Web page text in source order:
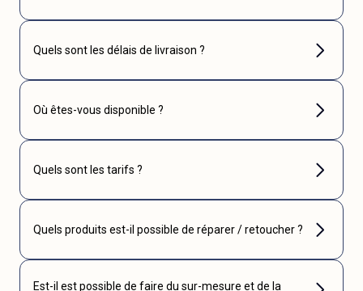
Quels sont les délais de livraison ?
Où êtes-vous disponible ?
Quels sont les tarifs ?
Quels produits est-il possible de réparer / retoucher ?
Est-il est possible de faire du sur-mesure et de la